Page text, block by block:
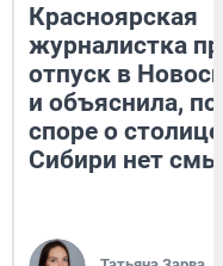
Красноярская
журналистка
отпуск в
и объяснила,
споре о столице
Сибири нет